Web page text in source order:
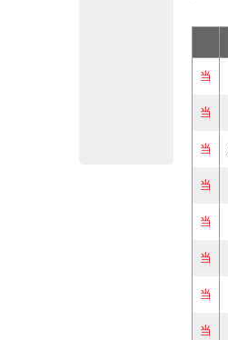
当
当
当
当
当
当
当
当